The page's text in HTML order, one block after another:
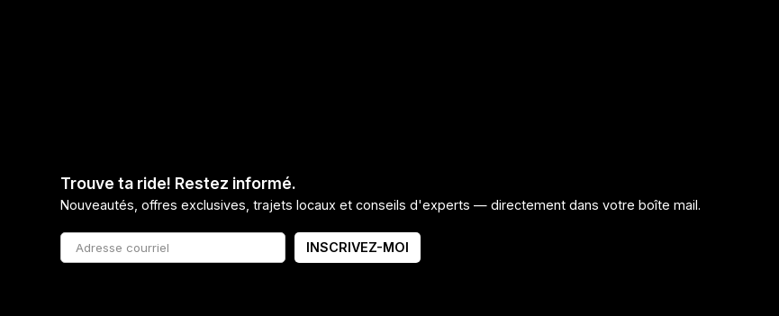
Trouve ta ride! Restez informé.
Nouveautés, offres exclusives, trajets locaux et conseils d'experts — directement dans votre boîte mail.
INSCRIVEZ-MOI